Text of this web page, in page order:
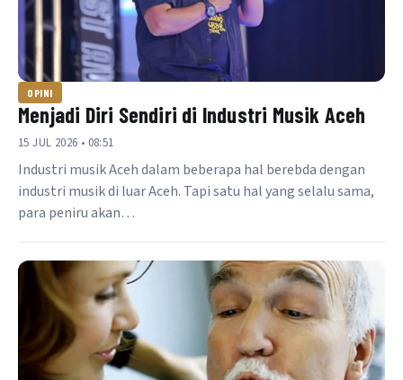
OPINI
Menjadi Diri Sendiri di Industri Musik Aceh
15 JUL 2026 • 08:51
Industri musik Aceh dalam beberapa hal berebda dengan
industri musik di luar Aceh. Tapi satu hal yang selalu sama,
para peniru akan…